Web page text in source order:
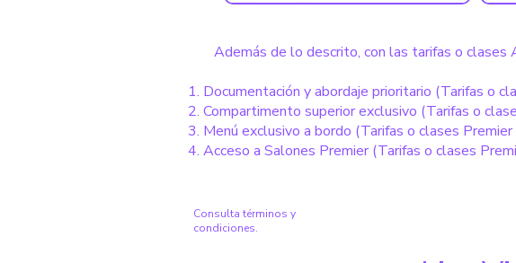
Además de lo descrito, con las tarifas o clases
Documentación y abordaje prioritario (Tarifas o
Compartimento superior exclusivo (Tarifas o
Menú exclusivo a bordo (Tarifas o clases
Acceso a Salones Premier (Tarifas o clases
Consulta términos y
condiciones.